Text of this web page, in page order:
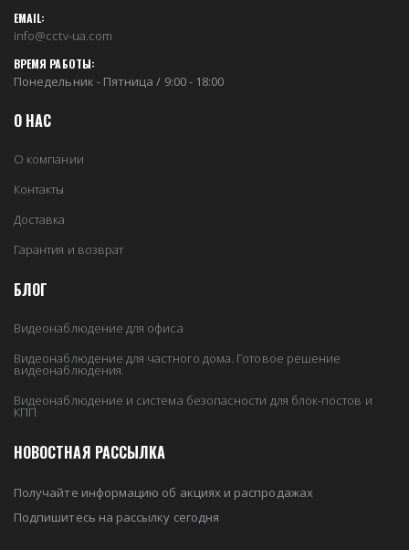
EMAIL:
info@cctv-ua.com
ВРЕМЯ РАБОТЫ:
Понедельник - Пятница / 9:00 - 18:00
О НАС
О компании
Контакты
Доставка
Гарантия и возврат
БЛОГ
Видеонаблюдение для офиса
Видеонаблюдение для частного дома. Готовое решение
видеонаблюдения.
Видеонаблюдение и система безопасности для блок-постов и
КПП
НОВОСТНАЯ РАССЫЛКА
Получайте информацию об акциях и распродажах
Подпишитесь на рассылку сегодня